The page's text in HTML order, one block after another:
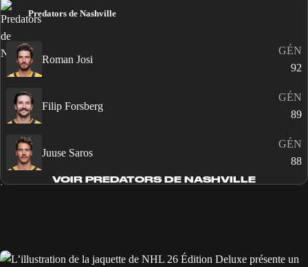
Predators de Nashville
Roman Josi
GÉN
92
Filip Forsberg
GÉN
89
Juuse Saros
GÉN
88
VOIR PREDATORS DE NASHVILLE